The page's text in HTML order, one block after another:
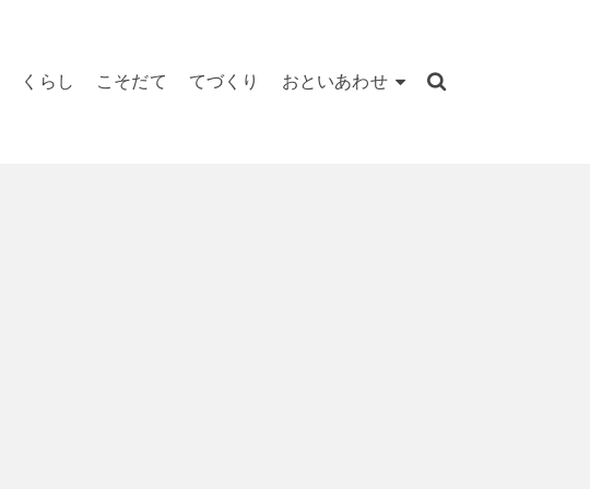
くらし こそだて てづくり おといあわせ